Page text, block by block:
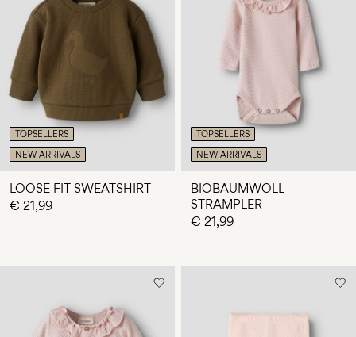
TOPSELLERS
NEW ARRIVALS
LOOSE FIT SWEATSHIRT
€ 21,99
TOPSELLERS
NEW ARRIVALS
BIOBAUMWOLL
STRAMPLER
€ 21,99